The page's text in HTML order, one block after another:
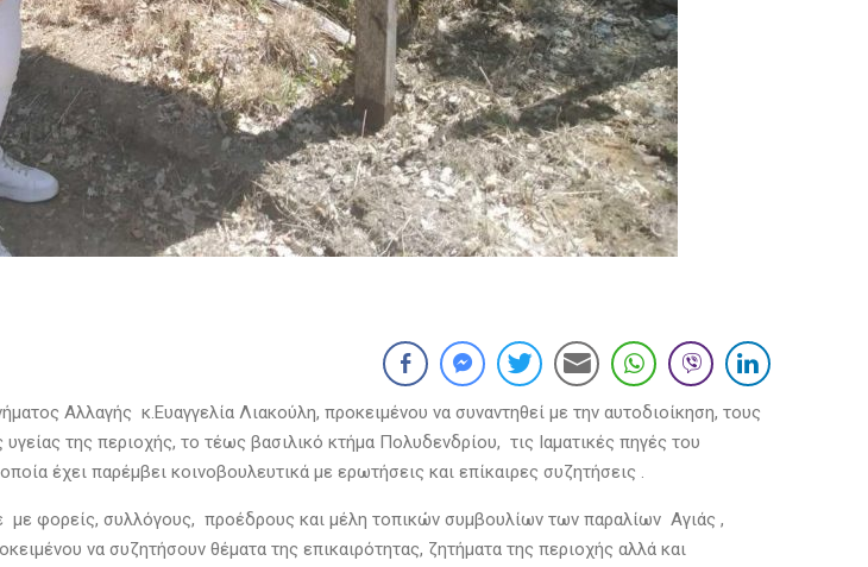
Αλλαγής κ.Ευαγγελία Λιακούλη, προκειμένου να συναντηθεί με την αυτοδιοίκηση, τους
της περιοχής, το τέως βασιλικό κτήμα Πολυδενδρίου, τις Ιαματικές πηγές του
έχει παρέμβει κοινοβουλευτικά με ερωτήσεις και επίκαιρες συζητήσεις .
με φορείς, συλλόγους, προέδρους και μέλη τοπικών συμβουλίων των παραλίων Αγιάς ,
να συζητήσουν θέματα της επικαιρότητας, ζητήματα της περιοχής αλλά και